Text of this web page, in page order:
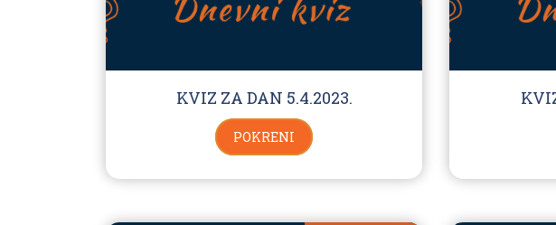
KVIZ ZA DAN 5.4.2023.
POKRENI